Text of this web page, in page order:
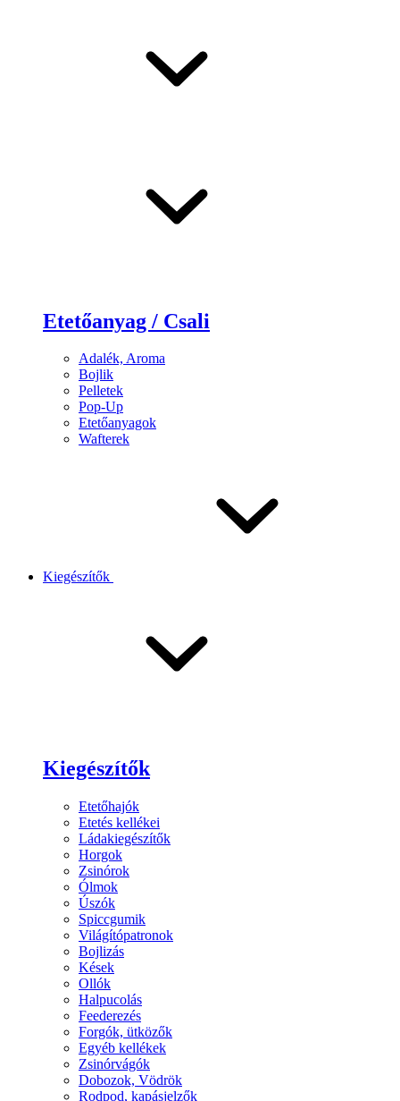
Etetőanyag / Csali
Adalék, Aroma
Bojlik
Pelletek
Pop-Up
Etetőanyagok
Wafterek
Kiegészítők
Kiegészítők
Etetőhajók
Etetés kellékei
Ládakiegészítők
Horgok
Zsinórok
Ólmok
Úszók
Spiccgumik
Világítópatronok
Bojlizás
Kések
Ollók
Halpucolás
Feederezés
Forgók, ütközők
Egyéb kellékek
Zsinórvágók
Dobozok, Vödrök
Rodpod, kapásjelzők